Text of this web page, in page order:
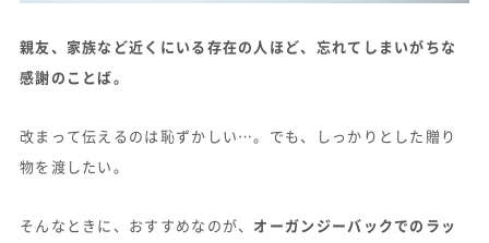
親友、家族など近くにいる存在の人ほど、忘れてしまいがちな
感謝のことば。
改まって伝えるのは恥ずかしい…。でも、しっかりとした贈り
物を渡したい。
そんなときに、おすすめなのが、 オーガンジーバックでのラッ